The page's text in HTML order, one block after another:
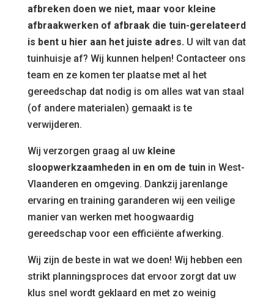
afbreken doen we niet, maar voor kleine
afbraakwerken of afbraak die tuin-gerelateerd
is bent u hier aan het juiste adres.U wilt van dat
tuinhuisje af? Wij kunnen helpen! Contacteer ons
team en ze komen ter plaatse met al het
gereedschap dat nodig is om alles wat van staal
(of andere materialen) gemaakt is te
verwijderen.
Wij verzorgen graag al uw kleine
sloopwerkzaamheden in en om de tuinin West-
Vlaanderen en omgeving. Dankzij jarenlange
ervaring en training garanderen wij een veilige
manier van werken met hoogwaardig
gereedschap voor een efficiënte afwerking.
Wij zijn de beste in wat we doen! Wij hebben een
strikt planningsproces dat ervoor zorgt dat uw
klus snel wordt geklaard en met zo weinig